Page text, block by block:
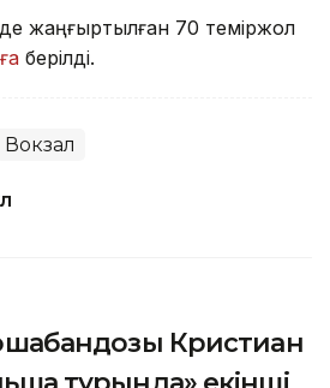
жаңғыртылған 70 теміржол
берілді.
Вокзал
Кристиан